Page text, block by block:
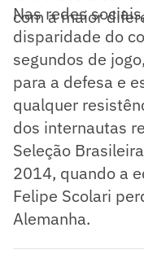
com a maior
Nas redes
disparidade do
segundos de
para a defesa e
qualquer
dos internautas
Seleção
2014, quando a
Felipe Scolari
Alemanha.